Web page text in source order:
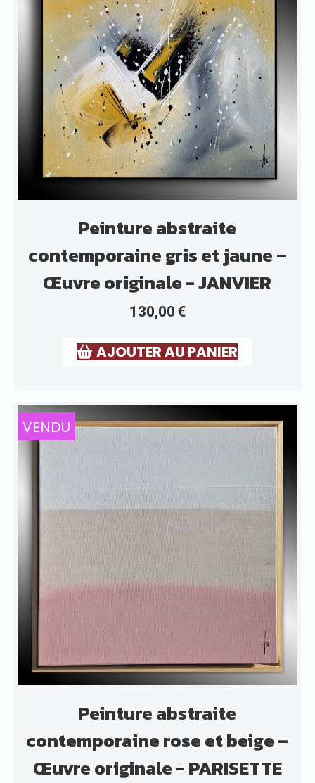
Peinture abstraite
contemporaine gris et jaune –
Œuvre originale - JANVIER
130,00 €
AJOUTER AU PANIER
VENDU
Peinture abstraite
contemporaine rose et beige –
Œuvre originale - PARISETTE